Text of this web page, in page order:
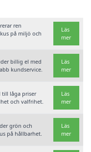
ren
på miljö och
Läs
mer
billig el med
kundservice.
Läs
mer
till låga priser
och valfrihet.
Läs
mer
grön och
på hållbarhet.
Läs
mer